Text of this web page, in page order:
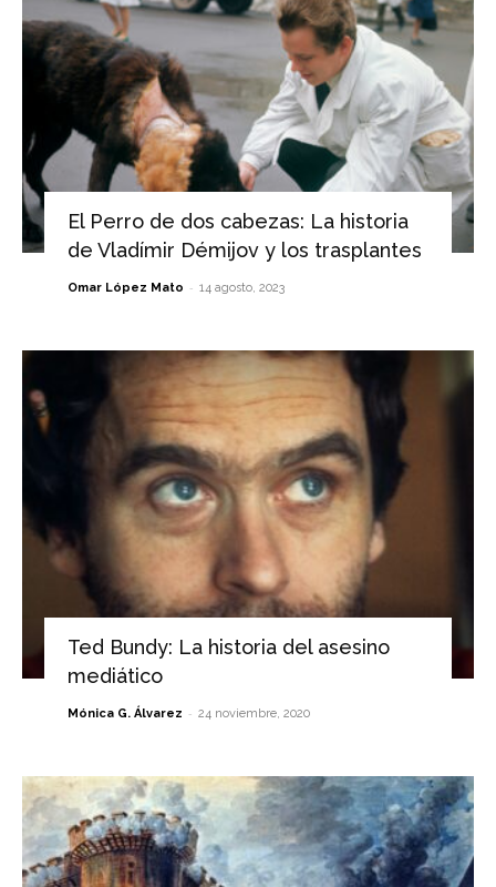
El Perro de dos cabezas: La historia
de Vladímir Démijov y los trasplantes
Omar López Mato - 14 agosto, 2023
Ted Bundy: La historia del asesino
mediático
Mónica G. Álvarez - 24 noviembre, 2020